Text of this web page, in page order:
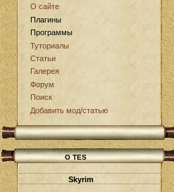
О сайте
Плагины
Программы
Туториалы
Статьи
Галерея
Форум
Поиск
Добавить мод/статью
О TES
Skyrim